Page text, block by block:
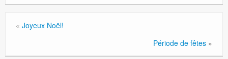
« Joyeux Noël!
Période de fêtes »